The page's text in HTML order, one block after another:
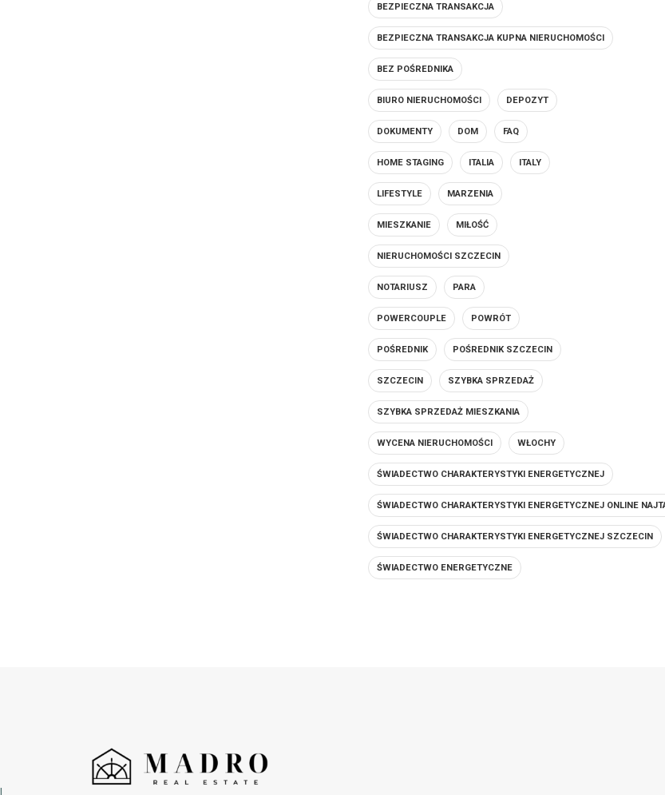
BEZPIECZNA TRANSAKCJA
BEZPIECZNA TRANSAKCJA KUPNA NIERUCHOMOŚCI
BEZ POŚREDNIKA
BIURO NIERUCHOMOŚCI DEPOZYT
DOKUMENTY DOM FAQ
HOME STAGING ITALIA ITALY
LIFESTYLE MARZENIA
MIESZKANIE MIŁOŚĆ
NIERUCHOMOŚCI SZCZECIN
NOTARIUSZ PARA
POWERCOUPLE POWRÓT
POŚREDNIK POŚREDNIK SZCZECIN
SZCZECIN SZYBKA SPRZEDAŻ
SZYBKA SPRZEDAŻ MIESZKANIA
WYCENA NIERUCHOMOŚCI WŁOCHY
ŚWIADECTWO CHARAKTERYSTYKI ENERGETYCZNEJ
ŚWIADECTWO CHARAKTERYSTYKI ENERGETYCZNEJ ONLINE
ŚWIADECTWO CHARAKTERYSTYKI ENERGETYCZNEJ SZCZECIN
ŚWIADECTWO ENERGETYCZNE